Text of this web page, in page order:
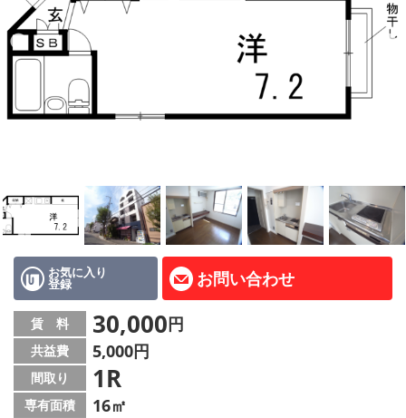
高級賃貸
リノベーション物件
ペット飼育可能
地域から探す
地図から探す
店舗情報·アクセス
会社概要
メールでお問い合わせ
お気に入り
登録 お問い合わせ
賃 料 30,000円
共益費 5,000円
間取り 1R
専有面積 16㎡